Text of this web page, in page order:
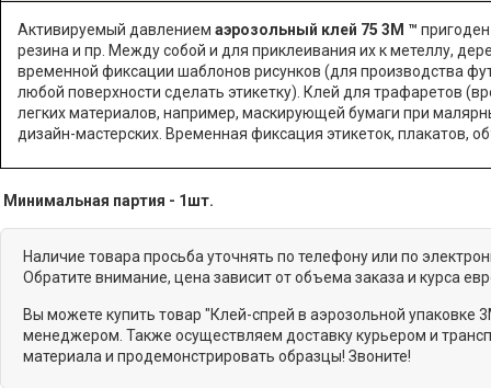
Активируемый давлением аэрозольный клей 75 3М ™
резина и пр. Между собой и для приклеивания их к метеллу,
временной фиксации шаблонов рисунков (для производства
любой поверхности сделать этикетку). Клей для трафаретов
легких материалов, например, маскирующей бумаги при
дизайн-мастерских. Временная фиксация этикеток, плакатов,
Минимальная партия - 1шт.
Наличие товара просьба уточнять по телефону или по
Обратите внимание, цена зависит от объема заказа и курса
Вы можете купить товар "Клей-спрей в аэрозольной упаковке
менеджером. Также осуществляем доставку курьером и
материала и продемонстрировать образцы! Звоните!